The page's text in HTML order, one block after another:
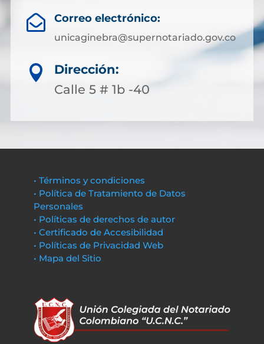
 Correo electrónico:
unicaginebra@supernotariado.gov.co

Dirección:
Calle 5 # 1b -40
• Términos y condiciones
• Política de Tratamiento de Datos
Personales
• Políticas de derechos de autor
• Certificado de Accesibilidad
• Políticas de Privacidad Web
• Mapa del Sitio